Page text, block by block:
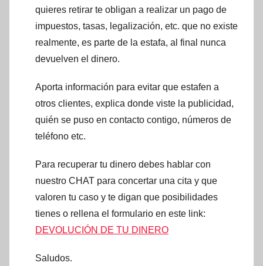
quieres retirar te obligan a realizar un pago de
impuestos, tasas, legalización, etc. que no existe
realmente, es parte de la estafa, al final nunca
devuelven el dinero.
Aporta información para evitar que estafen a
otros clientes, explica donde viste la publicidad,
quién se puso en contacto contigo, números de
teléfono etc.
Para recuperar tu dinero debes hablar con
nuestro CHAT para concertar una cita y que
valoren tu caso y te digan que posibilidades
tienes o rellena el formulario en este link:
DEVOLUCIÓN DE TU DINERO
Saludos.